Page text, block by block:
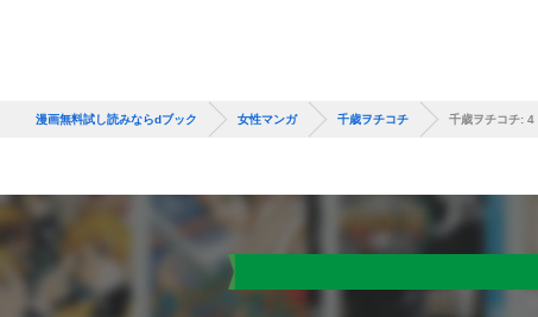
漫画無料試し読みならdブック 女性マンガ 千歳ヲチコチ 千歳ヲチコチ: 4